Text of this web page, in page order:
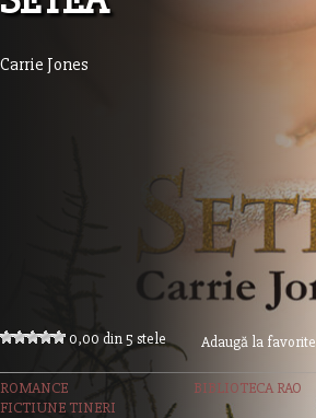
Carrie Jones
0,00 din 5 stele Adaugă la favorite
ROMANCE
BIBLIOTECA RAO
FICTIUNE TINERI